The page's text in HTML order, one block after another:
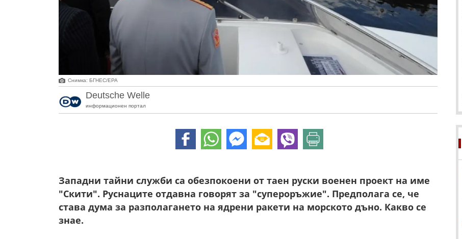
Снимка: БГНЕС/ЕРА
Deutsche Welle
информационен портал
Западни тайни служби са обезпокоени от таен руски военен проект на име
"Скити". Руснаците отдавна говорят за "супероръжие". Предполага се, че
става дума за разполагането на ядрени ракети на морското дъно. Какво се
знае.